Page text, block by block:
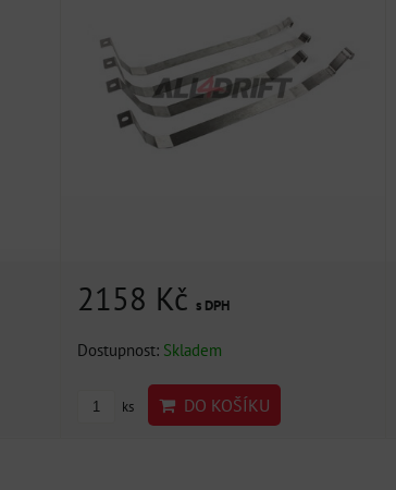
2158 Kč s DPH
Dostupnost: Skladem
ks DO KOŠÍKU